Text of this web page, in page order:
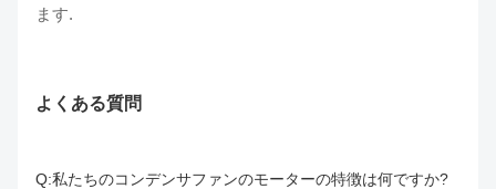
ます.
よくある質問
Q:私たちのコンデンサファンのモーターの特徴は何ですか?